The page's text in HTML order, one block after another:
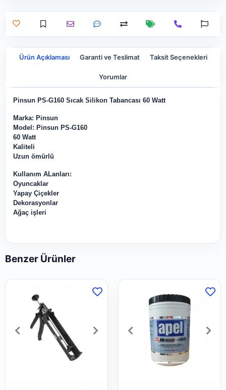
Ürün Açıklaması Garanti ve Teslimat Taksit Seçenekleri
Yorumlar
Pinsun PS-G160 Sıcak Silikon Tabancası 60 Watt
Marka: Pinsun
Model: Pinsun PS-G160
60 Watt
Kaliteli
Uzun ömürlü
Kullanım ALanları:
Oyuncaklar
Yapay Çiçekler
Dekorasyonlar
Ağaç işleri
Benzer Ürünler